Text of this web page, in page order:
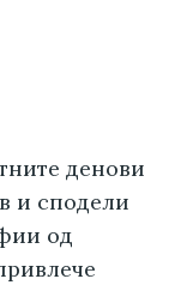
денови
и сподели
од